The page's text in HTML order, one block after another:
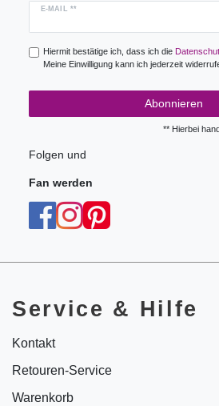
E-MAIL **
Newsletter
Hiermit bestätige ich, dass ich die
Meine Einwilligung kann ich jederzeit
Abonnieren
** Hierbei
Folgen und
Fan werden
Service & Hilfe
Kontakt
Retouren-Service
Warenkorb